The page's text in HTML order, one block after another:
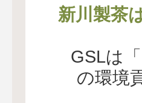
新川製茶
GSLは
の環境